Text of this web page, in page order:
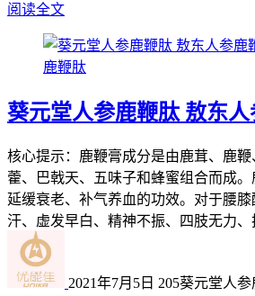
阅读全文
鹿鞭肽
葵元堂人参鹿鞭肽 敖东
核心提示：鹿鞭膏成分是由鹿茸、鹿
藿、巴戟天、五味子和蜂蜜组合而成。
延缓衰老、补气养血的功效。对于腰
汗、虚发早白、精神不振、四肢无力、
2021年7月5日 205葵元堂人参